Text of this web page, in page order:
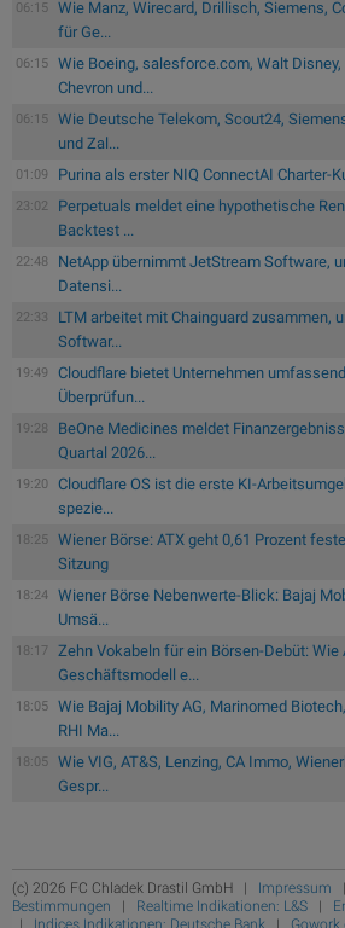
06:15
Wie Manz, Wirecard, Drillisch, Siemens,
für Ge...
06:15
Wie Boeing, salesforce.com, Walt Disney,
Chevron und...
06:15
Wie Deutsche Telekom, Scout24,
und Zal...
01:09 Purina als erster NIQ ConnectAI Charter-
23:02
Perpetuals meldet eine hypothetische
Backtest ...
22:48
NetApp übernimmt JetStream Software,
Datensi...
22:33
LTM arbeitet mit Chainguard zusammen,
Softwar...
19:49
Cloudflare bietet Unternehmen
Überprüfun...
19:28
BeOne Medicines meldet
Quartal 2026...
19:20
Cloudflare OS ist die erste KI-
spezie...
18:25
Wiener Börse: ATX geht 0,61 Prozent
Sitzung
18:24
Wiener Börse Nebenwerte-Blick: Bajaj
Umsä...
18:17
Zehn Vokabeln für ein Börsen-Debüt: Wie
Geschäftsmodell e...
18:05
Wie Bajaj Mobility AG, Marinomed
RHI Ma...
18:05
Wie VIG, AT&S, Lenzing, CA Immo,
Gespr...
(c) 2026 FC Chladek Drastil GmbH | Impressum
Bestimmungen | Realtime Indikationen: L&S |
| Indices Indikationen: Deutsche Bank |